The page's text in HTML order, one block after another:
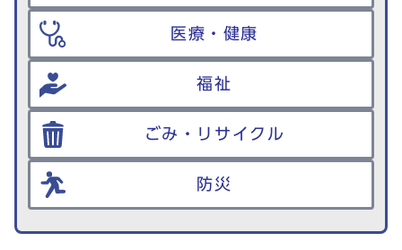
医療・健康
福祉
ごみ・リサイクル
防災